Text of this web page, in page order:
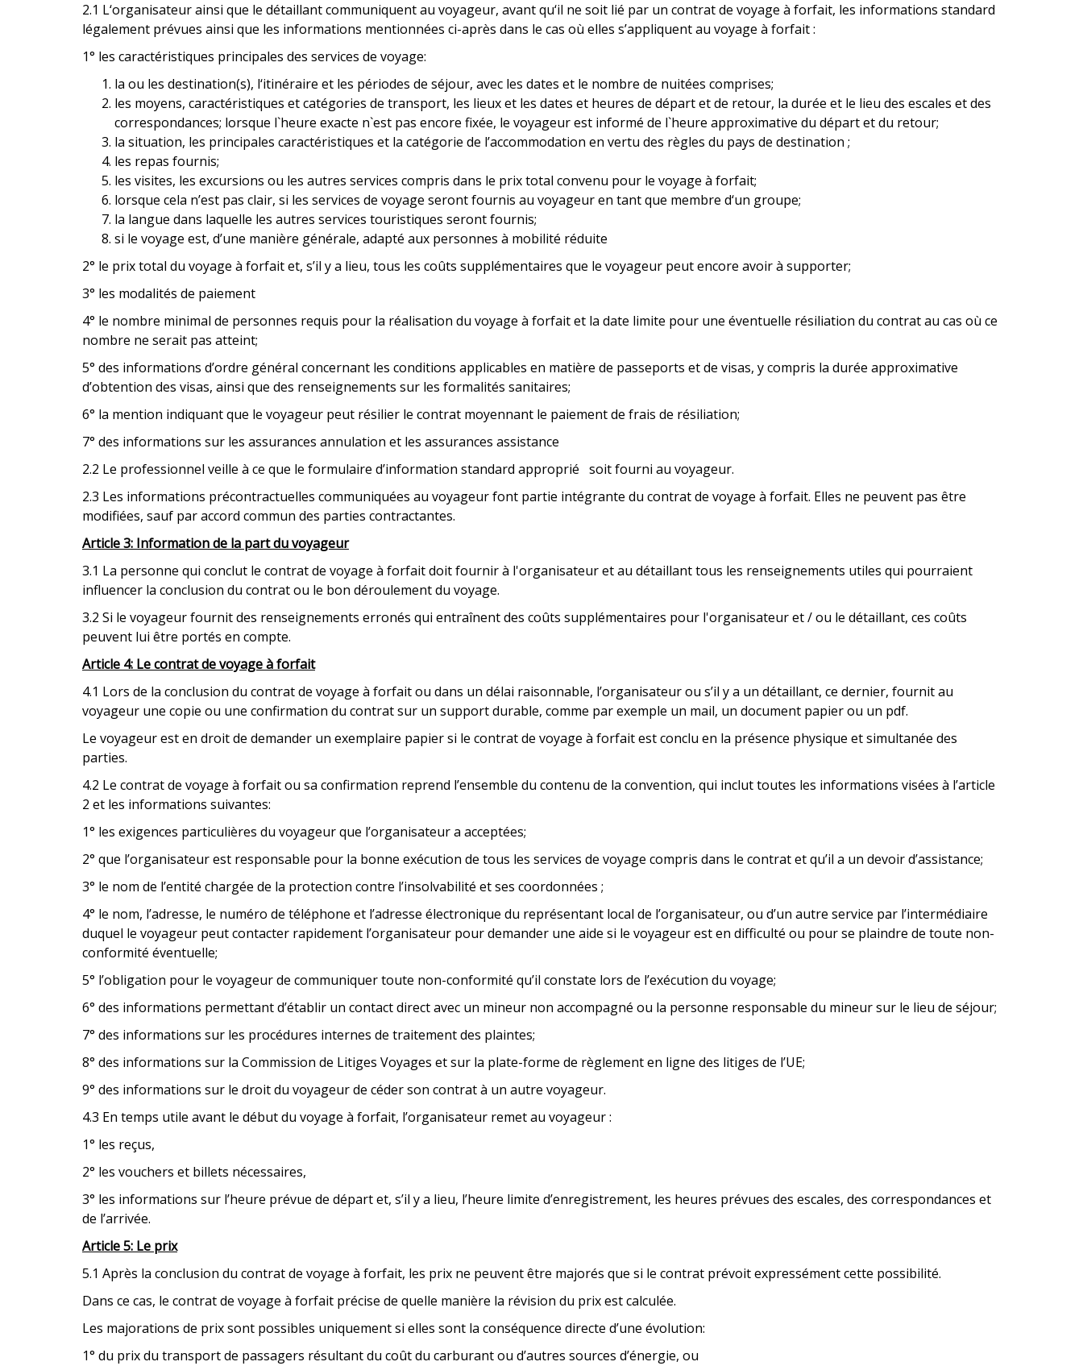
2.1 L‘organisateur ainsi que le détaillant communiquent au voyageur, avant qu‘il ne soit lié par un contrat de voyage à forfait, les informations standard
légalement prévues ainsi que les informations mentionnées ci-après dans le cas où elles s’appliquent au voyage à forfait :
1° les caractéristiques principales des services de voyage:
la ou les destination(s), l‘itinéraire et les périodes de séjour, avec les dates et le nombre de nuitées comprises;
les moyens, caractéristiques et catégories de transport, les lieux et les dates et heures de départ et de retour, la durée et le lieu des escales et des
correspondances; lorsque l`heure exacte n`est pas encore fixée, le voyageur est informé de l`heure approximative du départ et du retour;
la situation, les principales caractéristiques et la catégorie de l’accommodation en vertu des règles du pays de destination ;
les repas fournis;
les visites, les excursions ou les autres services compris dans le prix total convenu pour le voyage à forfait;
lorsque cela n’est pas clair, si les services de voyage seront fournis au voyageur en tant que membre d‘un groupe;
la langue dans laquelle les autres services touristiques seront fournis;
si le voyage est, d’une manière générale, adapté aux personnes à mobilité réduite
2° le prix total du voyage à forfait et, s’il y a lieu, tous les coûts supplémentaires que le voyageur peut encore avoir à supporter;
3° les modalités de paiement
4° le nombre minimal de personnes requis pour la réalisation du voyage à forfait et la date limite pour une éventuelle résiliation du contrat au cas où ce
nombre ne serait pas atteint;
5° des informations d’ordre général concernant les conditions applicables en matière de passeports et de visas, y compris la durée approximative
d’obtention des visas, ainsi que des renseignements sur les formalités sanitaires;
6° la mention indiquant que le voyageur peut résilier le contrat moyennant le paiement de frais de résiliation;
7° des informations sur les assurances annulation et les assurances assistance
2.2 Le professionnel veille à ce que le formulaire d’information standard approprié soit fourni au voyageur.
2.3 Les informations précontractuelles communiquées au voyageur font partie intégrante du contrat de voyage à forfait. Elles ne peuvent pas être
modifiées, sauf par accord commun des parties contractantes.
Article 3: Information de la part du voyageur
3.1 La personne qui conclut le contrat de voyage à forfait doit fournir à l'organisateur et au détaillant tous les renseignements utiles qui pourraient
influencer la conclusion du contrat ou le bon déroulement du voyage.
3.2 Si le voyageur fournit des renseignements erronés qui entraînent des coûts supplémentaires pour l'organisateur et / ou le détaillant, ces coûts
peuvent lui être portés en compte.
Article 4: Le contrat de voyage à forfait
4.1 Lors de la conclusion du contrat de voyage à forfait ou dans un délai raisonnable, l’organisateur ou s’il y a un détaillant, ce dernier, fournit au
voyageur une copie ou une confirmation du contrat sur un support durable, comme par exemple un mail, un document papier ou un pdf.
Le voyageur est en droit de demander un exemplaire papier si le contrat de voyage à forfait est conclu en la présence physique et simultanée des
parties.
4.2 Le contrat de voyage à forfait ou sa confirmation reprend l’ensemble du contenu de la convention, qui inclut toutes les informations visées à l’article
2 et les informations suivantes:
1° les exigences particulières du voyageur que l’organisateur a acceptées;
2° que l’organisateur est responsable pour la bonne exécution de tous les services de voyage compris dans le contrat et qu’il a un devoir d’assistance;
3° le nom de l’entité chargée de la protection contre l’insolvabilité et ses coordonnées ;
4° le nom, l’adresse, le numéro de téléphone et l’adresse électronique du représentant local de l’organisateur, ou d’un autre service par l’intermédiaire
duquel le voyageur peut contacter rapidement l’organisateur pour demander une aide si le voyageur est en difficulté ou pour se plaindre de toute non-
conformité éventuelle;
5° l’obligation pour le voyageur de communiquer toute non-conformité qu’il constate lors de l’exécution du voyage;
6° des informations permettant d’établir un contact direct avec un mineur non accompagné ou la personne responsable du mineur sur le lieu de séjour;
7° des informations sur les procédures internes de traitement des plaintes;
8° des informations sur la Commission de Litiges Voyages et sur la plate-forme de règlement en ligne des litiges de l’UE;
9° des informations sur le droit du voyageur de céder son contrat à un autre voyageur.
4.3 En temps utile avant le début du voyage à forfait, l’organisateur remet au voyageur :
1° les reçus,
2° les vouchers et billets nécessaires,
3° les informations sur l’heure prévue de départ et, s’il y a lieu, l’heure limite d’enregistrement, les heures prévues des escales, des correspondances et
de l’arrivée.
Article 5: Le prix
5.1 Après la conclusion du contrat de voyage à forfait, les prix ne peuvent être majorés que si le contrat prévoit expressément cette possibilité.
Dans ce cas, le contrat de voyage à forfait précise de quelle manière la révision du prix est calculée.
Les majorations de prix sont possibles uniquement si elles sont la conséquence directe d’une évolution:
1° du prix du transport de passagers résultant du coût du carburant ou d’autres sources d’énergie, ou